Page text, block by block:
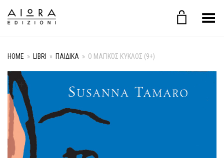
Toggle Menu
HOME » LIBRI » ΠΑΙΔΙΚΑ » Ο ΜΑΓΙΚΌΣ ΚΎΚΛΟΣ (9+)
+